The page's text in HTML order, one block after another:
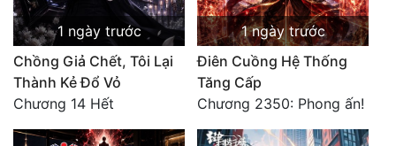
1 ngày trước
Chồng Giả Chết, Tôi Lại
Thành Kẻ Đổ Vỏ
Chương 14 Hết
1 ngày trước
Điên Cuồng Hệ Thống
Tăng Cấp
Chương 2350: Phong ấn!